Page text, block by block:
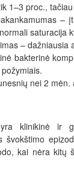
1–3 proc.,
saturacija
–
bakterinė
nei 2
klinikinė ir
švokštimo
kai nėra kitų